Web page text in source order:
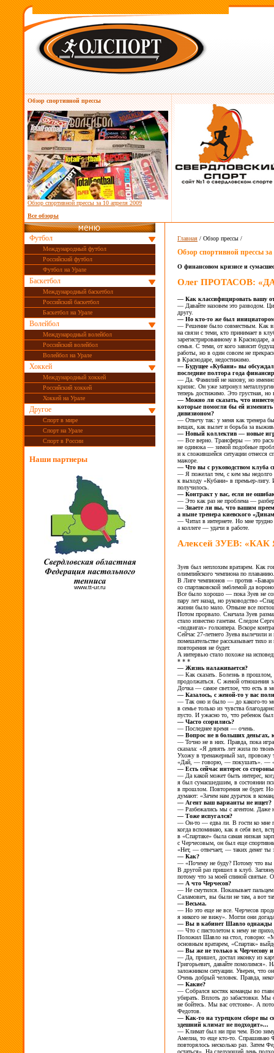
Обзор спортивной прессы
Обзор спортивной прессы за 10 апреля 2009
Все обзоры
Футбол
Международный футбол
Российский футбол
Футбол на Урале
Баскетбол
Международный баскетбол
Российский баскетбол
Баскетбол на Урале
Волейбол
Международный волейбол
Российский волейбол
Волейбол на Урале
Хоккей
Международный хоккей
Российский хоккей
Хоккей на Урале
Другое
Спорт в мире
Спорт на Урале
Спорт в России
Наши партнеры
www.tt-ur.ru
Главная / Обзор прессы /
Обзор спортивной прессы за
О финансовом кризисе и
Олег ПРОТАСОВ:
— Как классифицировать вашу
— Давайте назовем это разводом.
другу.
— Но кто-то же был
— Решение было совместным. Как
на связи с теми, кто принимает в
зарегистрированному в Краснодаре, а
семья. С теми, от кого зависит
работы, но в один совсем не
в Краснодаре, недостижимо.
— Будущее «Кубани» вы
последние полтора года
— Да. Фамилий не назову, но
кризис. Он уже затронул
теперь достижимо. Это грустная, но
— Можно ли сказать, что
которые помогли бы ей изменить
дивизионом?
— Отвечу так: у меня как тренера
вещах, как вылет и борьба за
— Новый коллектив — новые
— Все верно. Трансферы — это
не одинока — зимой подобные
и к сложившейся ситуации отнесся
мажоре.
— Что вы с руководством клуба
— Я пожелал тем, с кем мы недолго
к выходу «Кубани» в премьер-лигу.
получилось.
— Контракт у вас, если не
— Это как раз не проблема —
— Знаете ли вы, что вашим
а ныне тренера киевского
— Читал в интернете. Но мне трудно
а коллеге — удачи в работе.
Алексей ЗУЕВ: «КАК
Зуев был неплохим вратарем. Как
олимпийского чемпиона по
В Лиге чемпионов — против
со спартаковской эмблемой да
Все было хорошо — пока Зуев не
пару лет назад, но руководство
жизни было мало. Отныне все
Потом прорвало. Сначала Зуев
стало известно газетам. Следом
«подвигах» голкипера. Вскоре
Сейчас 27-летнего Зуева вылечили и
помешательстве рассказывает тихо и
повторения не будет.
А интервью стало похоже на
* * *
— Жизнь налаживается?
— Как сказать. Болезнь в прошлом,
продолжаться. С женой отношения
Дочка — самое светлое, что есть в
— Казалось, с женой-то у вас
— Так оно и было — до какого-то
в семье только из чувства
пусто. И ужасно то, что ребенок
— Часто ссорились?
— Последнее время — очень.
— Вопрос не в больших деньгах,
— Точно не в них. Правда, пока
сказала: «Я девять лет жила по
Ухожу в тренажерный зал, провожу
«Дай, — говорю, — покушать». —
— Есть сейчас интерес со
— Да какой может быть интерес,
я был сумасшедшим, в состоянии
в прошлом. Повторения не будет. Но
думают: «Зачем нам дурачок в
— Агент ваш варианты не ищет?
— Разбежались мы с агентом. Даже
— Тоже испугался?
— Он-то — едва ли. В гости ко мне
когда вспоминаю, как я себя вел,
в «Спартаке» была самая низкая
с Черчесовым, он был еще
«Нет, — отвечает, — таких денег ты
— Как?
— «Почему не буду? Потому что вы
В другой раз пришел в клуб.
потому что за моей спиной святые.
— А что Черчесов?
— Не смутился. Показывает
Саламович, вы были не там, а вот
— Весьма.
— Но это еще не все. Черчесов
я никого не вижу». Могли они
— Вы в кабинет Шавло однажды
— Что с пистолетом к нему не
Положил Шавло на стол, говорю:
основным вратарем, «Спартак»
— Вы же не только к Черчесову и
— Да, пришел, достал иконку из
Григорьевич, давайте помолимся».
заложником ситуации. Уверен, что
Очень добрый человек. Правда,
— Какие?
— Собрался костяк команды во
убирать. Вплоть до забастовки. Мы
не бойтесь. Мы вас отстоим». А
Федотов.
— Как-то на турецком сборе вы
здешний климат не подходит»...
— Климат был ни при чем. Всю
Амелиа, то еще кто-то. Спрашиваю
повторялось несколько раз. Затем
остаться». На следующий день